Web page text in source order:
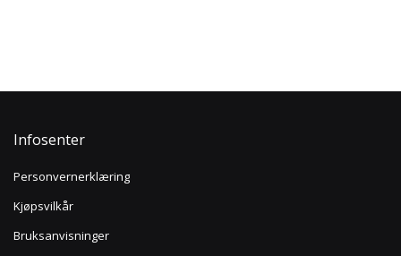
Infosenter
Personvernerklæring
Kjøpsvilkår
Bruksanvisninger